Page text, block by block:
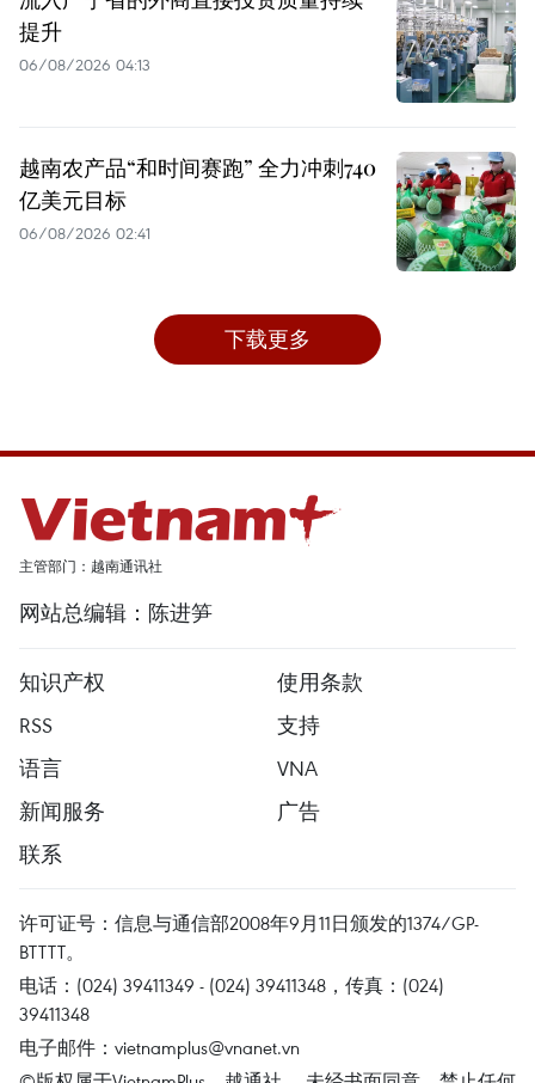
提升
06/08/2026 04:13
越南农产品“和时间赛跑” 全力冲刺740
亿美元目标
06/08/2026 02:41
下载更多
主管部门：越南通讯社
网站总编辑：陈进笋
知识产权
使用条款
RSS
支持
语言
VNA
新闻服务
广告
联系
许可证号：信息与通信部2008年9月11日颁发的1374/GP-
BTTTT。
电话：(024) 39411349 - (024) 39411348，传真：(024)
39411348
电子邮件： vietnamplus@vnanet.vn